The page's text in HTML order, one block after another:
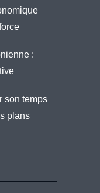
:
son temps
plans